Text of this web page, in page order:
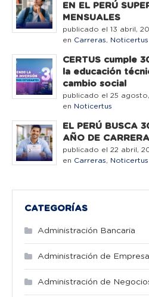
EN EL PERÚ
MENSUALES
publicado el 13 abril,
en Carreras, Noticertus
CERTUS cumple
la educación
cambio social
publicado el 25
en Noticertus
EL PERÚ BUSCA
AÑO DE
publicado el 22 abril,
en Carreras, Noticertus
CATEGORÍAS
Administración Bancaria
Administración de
Administración de